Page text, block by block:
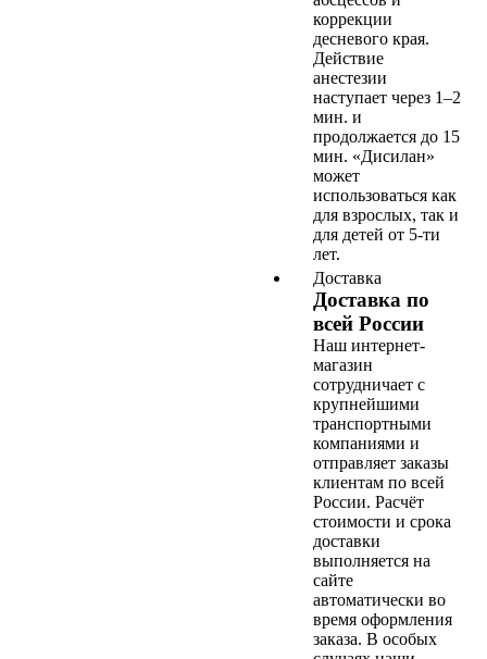
коррекции
десневого края.
Действие
анестезии
наступает через 1–2
мин. и
продолжается до 15
мин. «Дисилан»
может
использоваться как
для взрослых, так и
для детей от 5-ти
лет.
Доставка
Доставка по
всей России
Наш интернет-
магазин
сотрудничает с
крупнейшими
транспортными
компаниями и
отправляет заказы
клиентам по всей
России. Расчёт
стоимости и срока
доставки
выполняется на
сайте
автоматически во
время оформления
заказа. В особых